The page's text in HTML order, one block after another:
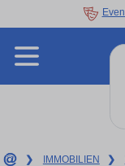
❯ IMMOBILIEN ❯